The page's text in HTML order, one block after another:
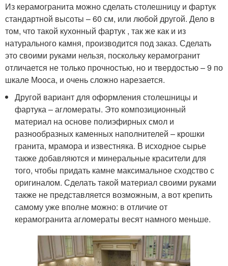
Из керамогранита можно сделать столешницу и фартук
стандартной высоты – 60 см, или любой другой. Дело в
том, что такой кухонный фартук , так же как и из
натурального камня, производится под заказ. Сделать
это своими руками нельзя, поскольку керамогранит
отличается не только прочностью, но и твердостью – 9 по
шкале Мооса, и очень сложно нарезается.
Другой вариант для оформления столешницы и
фартука – агломераты. Это композиционный
материал на основе полиэфирных смол и
разнообразных каменных наполнителей – крошки
гранита, мрамора и известняка. В исходное сырье
также добавляются и минеральные красители для
того, чтобы придать камне максимальное сходство с
оригиналом. Сделать такой материал своими руками
также не представляется возможным, а вот крепить
самому уже вполне можно: в отличие от
керамогранита агломераты весят намного меньше.